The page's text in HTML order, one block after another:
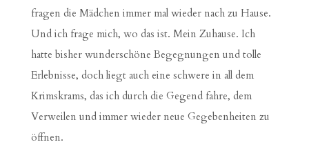
fragen die Mädchen immer mal wieder nach zu Hause.
Und ich frage mich, wo das ist. Mein Zuhause. Ich
hatte bisher wunderschöne Begegnungen und tolle
Erlebnisse, doch liegt auch eine schwere in all dem
Krimskrams, das ich durch die Gegend fahre, dem
Verweilen und immer wieder neue Gegebenheiten zu
öffnen.